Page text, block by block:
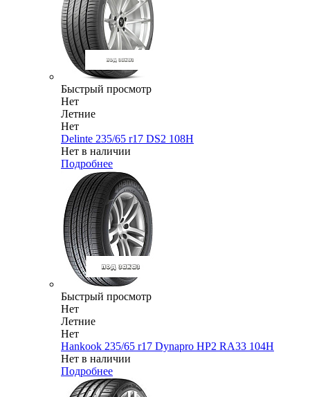
Быстрый просмотр
Нет
Летние
Нет
Delinte 235/65 r17 DS2 108H
Нет в наличии
Подробнее
Быстрый просмотр
Нет
Летние
Нет
Hankook 235/65 r17 Dynapro HP2 RA33 104H
Нет в наличии
Подробнее